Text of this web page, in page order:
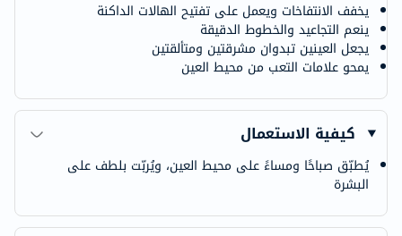
يخفف الانتفاخات ويعمل على تفتيح الهالات الداكنة
ينعم التجاعيد والخطوط الدقيقة
يجعل العينين تبدوان مشرقتين ومتألقتين
يمحو علامات التعب من محيط العين
كيفية الاستعمال
يُطبّق صباحًا ومساءً على محيط العين، ويُربّت بلطف على
البشرة